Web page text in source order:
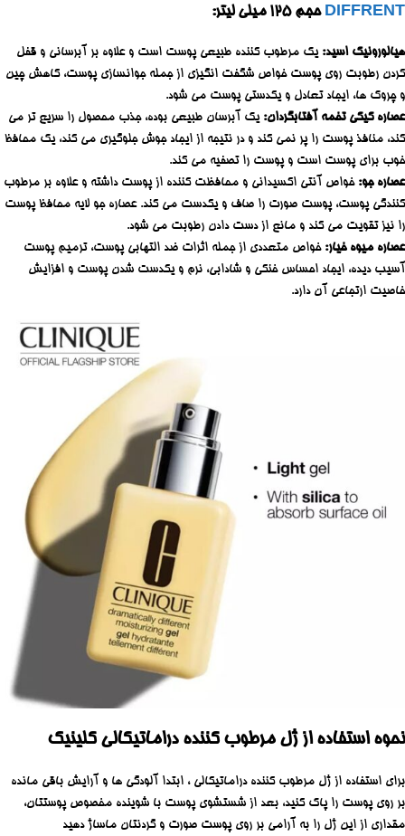
DIFFRENT حجم 125 میلی لیتر:
هیالورونیک اسید: یک مرطوب کننده طبیعی پوست است و علاوه بر آبرسانی و قفل
کردن رطوبت روی پوست خواص شگفت انگیزی از جمله جوانسازی پوست، کاهش چین
و چروک ها، ایجاد تعادل و یکدستی پوست می شود.
عصاره کیکی تخمه آفتابگردان: یک آبرسان طبیعی بوده، جذب محصول را سریع تر می
کند، منافذ پوست را پر نمی کند و در نتیجه از ایجاد جوش جلوگیری می کند، یک محافظ
خوب برای پوست است و پوست را تصفیه می کند.
عصاره جو: خواص آنتی اکسیدانی و محافظت کننده از پوست داشته و علاوه بر مرطوب
کنندگی پوست، پوست صورت را صاف و یکدست می کند. عصاره جو لایه محافظ پوست
را نیز تقویت می کند و مانع از دست دادن رطوبت می شود.
عصاره میوه خیار: خواص متعددی از جمله اثرات ضد التهابی پوست، ترمیم پوست
آسیب دیده، ایجاد احساس خنکی و شادابی، نرم و یکدست شدن پوست و افزایش
خاصیت ارتجاعی آن دارد.
نحوه استفاده از ژل مرطوب کننده دراماتیکالی کلینیک
برای استفاده از ژل مرطوب کننده دراماتیکالی ، ابتدا آلودگی ها و آرایش باقی مانده
بر روی پوست را پاک کنید، بعد از شستشوی پوست با شوینده مخصوص پوستتان،
مقداری از این ژل را به آرامی بر روی پوست صورت و گردنتان ماساژ دهید